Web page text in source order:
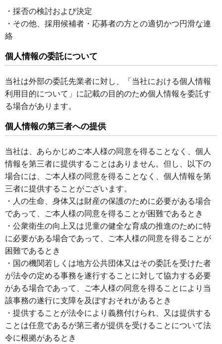
・採否の検討および決定
・その他、採用候補者・応募者の方との適切かつ円滑な連
絡
個人情報の委託について
当社は外部の委託先業者に対し、「当社における個人情報
利用目的について」に記載の目的のため個人情報を委託す
る場合があります。
個人情報の第三者への提供
当社は、あらかじめご本人様の同意を得ることなく、個人
情報を第三者に提供することはありません。但し、以下の
場合には、ご本人様の同意を得ることなく、個人情報を第
三者に提供することがございます。
・人の生命、身体又は財産の保護のために必要がある場合
であって、ご本人様の同意を得ることが困難であるとき
・公衆衛生の向上又は児童の健全な育成の推進のために特
に必要がある場合であって、ご本人様の同意を得ることが
困難であるとき
・国の機関若しくは地方公共団体又はその委託を受けた者
が法令の定める事務を遂行することに対して協力する必要
がある場合であって、ご本人様の同意を得ることにより当
該事務の遂行に支障を及ぼすおそれがあるとき
・提供することが法令により義務付けられ、又は提供する
ことは任意であるが第三者が提供を受けることについて法
令に根拠があるとき